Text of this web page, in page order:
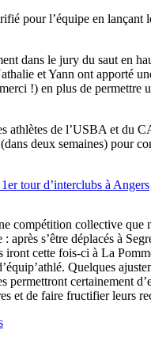
pour l’équipe en lançant
dans le jury du saut en
et Yann ont apporté
!) en plus de per­me­t­tre
ath­lètes de l’US­BA et du
deux semaines) pour
tour d’in­ter­clubs à Angers
com­péti­tion col­lec­tive que
après s’être déplacés à
iront cette fois-ci à La
Quelques
per­me­t­tront cer­taine­ment
et de faire fruc­ti­fi­er leurs